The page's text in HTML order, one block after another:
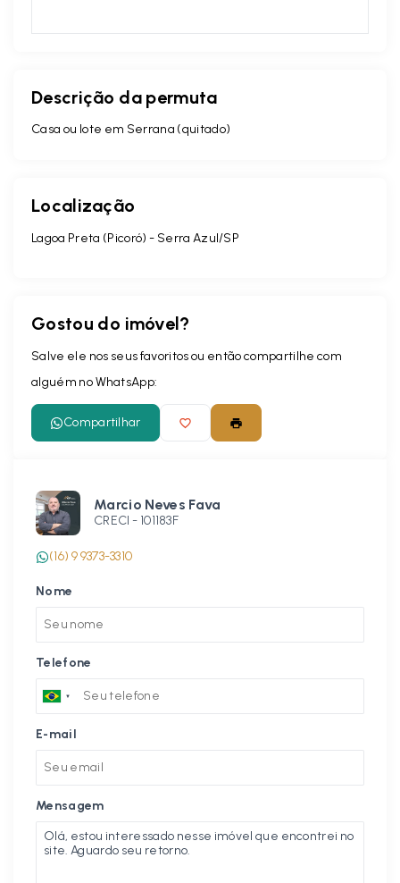
Descrição da permuta
Casa ou lote em Serrana (quitado)
Localização
Lagoa Preta (Picoró) - Serra Azul/SP
Gostou do imóvel?
Salve ele nos seus favoritos ou então compartilhe com
alguém no WhatsApp:
Compartilhar
Marcio Neves Fava
CRECI - 101183F
(16) 9 9373-3310
Nome
Telefone
E-mail
Mensagem